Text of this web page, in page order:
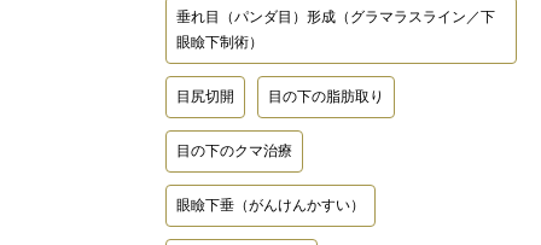
垂れ目（パンダ目）形成（グラマラスライン／下
眼瞼下制術）
目尻切開 目の下の脂肪取り
目の下のクマ治療
眼瞼下垂（がんけんかすい）